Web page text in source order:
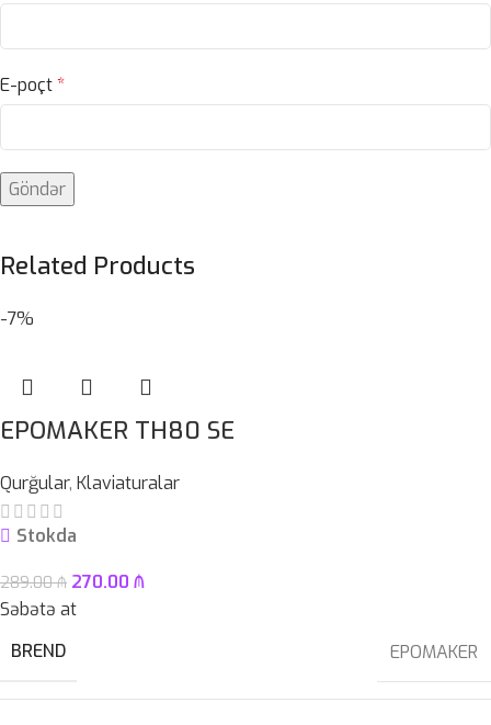
E-poçt*
Related Products
-7%
EPOMAKER TH80 SE
Qurğular, Klaviaturalar
Stokda
289.00₼ 270.00 ₼
Səbətə at
BREND
EPOMAKER